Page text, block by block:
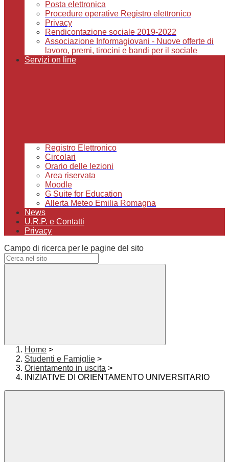
Posta elettronica
Procedure operative Registro elettronico
Privacy
Rendicontazione sociale 2019-2022
Associazione Informagiovani - Nuove offerte di
lavoro, premi, tirocini e bandi per il sociale
Servizi on line
Registro Elettronico
Circolari
Orario delle lezioni
Area riservata
Moodle
G Suite for Education
Allerta Meteo Emilia Romagna
News
U.R.P. e Contatti
Privacy
Campo di ricerca per le pagine del sito
Home >
Studenti e Famiglie >
Orientamento in uscita >
INIZIATIVE DI ORIENTAMENTO UNIVERSITARIO